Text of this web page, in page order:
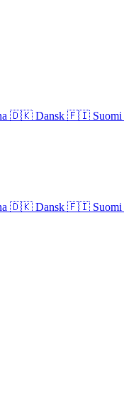
🇩🇰 Dansk 🇫🇮 Suomi
🇩🇰 Dansk 🇫🇮 Suomi